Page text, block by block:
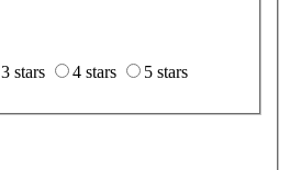
3 stars 4 stars
5 stars